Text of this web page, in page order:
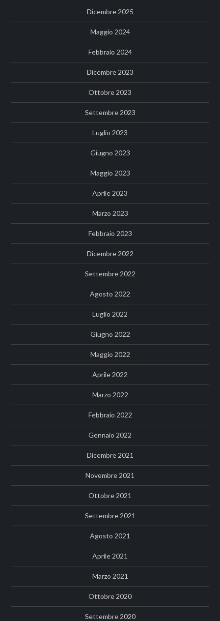
Dicembre 2025
Maggio 2024
Febbraio 2024
Dicembre 2023
Ottobre 2023
Settembre 2023
Luglio 2023
Giugno 2023
Maggio 2023
Aprile 2023
Marzo 2023
Febbraio 2023
Dicembre 2022
Settembre 2022
Agosto 2022
Luglio 2022
Giugno 2022
Maggio 2022
Aprile 2022
Marzo 2022
Febbraio 2022
Gennaio 2022
Dicembre 2021
Novembre 2021
Ottobre 2021
Settembre 2021
Agosto 2021
Aprile 2021
Marzo 2021
Ottobre 2020
Settembre 2020